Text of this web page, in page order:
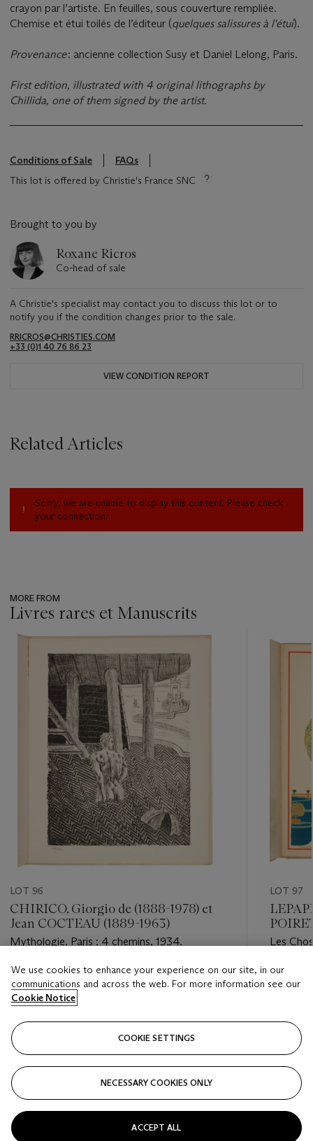
crayon par l’artiste. En feuilles, sous couverture rempliée.
Chemise et étui toilés de l’éditeur (quelques salissures à l'étui).
Provenance: ancienne collection Susy et Daniel Lelong, Paris.
First edition, illustrated with 4 original lithographs by
Chillida, one of them signed by the artist.
Conditions of Sale
FAQs
This lot is offered by Christie's France SNC
Brought to you by
Roxane Ricros
Co-head of sale
A Christie's specialist may contact you to discuss this lot or to
notify you if the condition changes prior to the sale.
RRICROS@CHRISTIES.COM
+33 (0)1 40 76 86 23
VIEW CONDITION REPORT
Related Articles
Sorry, we are unable to display this content. Please check
your connection.
MORE FROM
Livres rares et Manuscrits
???
item_current_of_total_txt
LOT 96
CHIRICO, Giorgio de (1888-1978) et
Jean COCTEAU (1889-1963)
Mythologie. Paris : 4 chemins, 1934.
Estimate
EUR 8,000 - EUR 12,000
LOT 97
Les
Estimate
EUR
We use cookies to enhance your experience on our site, in our
communications and across the web. For more information see our
Cookie Notice
COOKIE SETTINGS
NECESSARY COOKIES ONLY
ACCEPT ALL